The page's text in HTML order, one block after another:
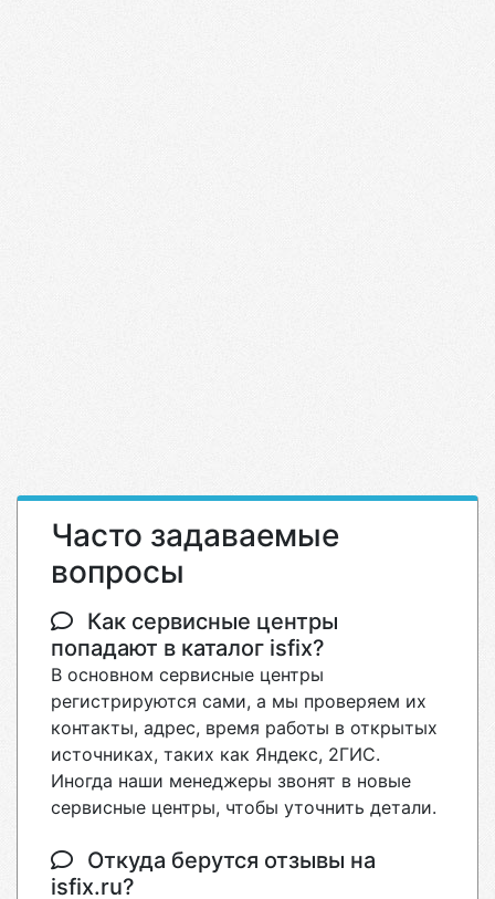
Часто задаваемые
вопросы
Как сервисные центры
попадают в каталог isfix?
В основном сервисные центры
регистрируются сами, а мы проверяем их
контакты, адрес, время работы в открытых
источниках, таких как Яндекс, 2ГИС.
Иногда наши менеджеры звонят в новые
сервисные центры, чтобы уточнить детали.
Откуда берутся отзывы на
isfix.ru?